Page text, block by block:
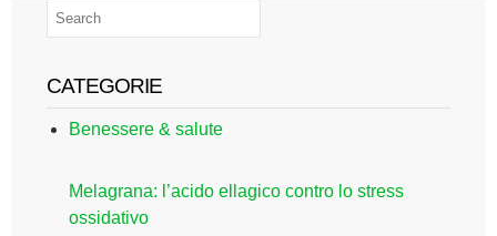
CATEGORIE
Benessere & salute
Melagrana: l’acido ellagico contro lo stress
ossidativo